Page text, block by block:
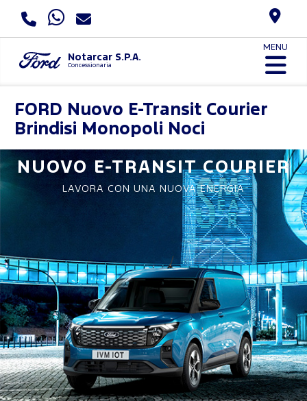
Notarcar S.P.A.
Concessionaria
MENU
FORD Nuovo E-Transit Courier
Brindisi Monopoli Noci
NUOVO E-TRANSIT COURIER
LAVORA CON UNA NUOVA ENERGIA